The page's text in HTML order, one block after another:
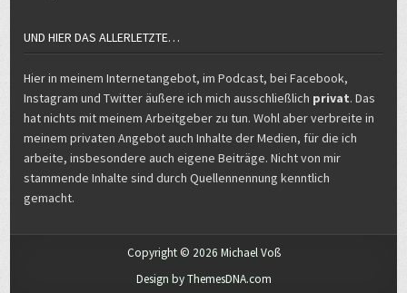
UND HIER DAS ALLERLETZTE…
Hier in meinem Internetangebot, im Podcast, bei Facebook,
Instagram und Twitter äußere ich mich ausschließlich privat. Das
hat nichts mit meinem Arbeitgeber zu tun. Wohl aber verbreite in
meinem privaten Angebot auch Inhalte der Medien, für die ich
arbeite, insbesondere auch eigene Beiträge. Nicht von mir
stammende Inhalte sind durch Quellennennung kenntlich
gemacht.
Copyright © 2026 Michael Voß
Design by ThemesDNA.com